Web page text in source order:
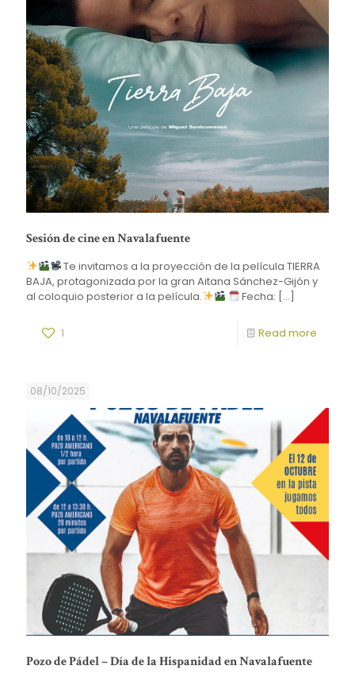
Sesión de cine en Navalafuente
Te invitamos a la proyección de la película TIERRA
BAJA, protagonizada por la gran Aitana Sánchez-Gijón y
al coloquio posterior a la película.
Fecha: […]
1 Read more
08/10/2025
Pozo de Pádel – Día de la Hispanidad en Navalafuente